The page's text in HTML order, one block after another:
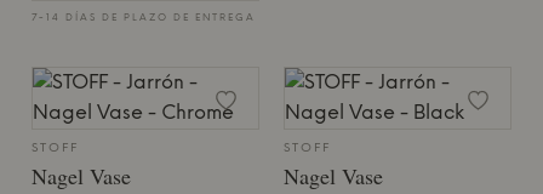
7-14 DÍAS DE PLAZO DE ENTREGA
STOFF
Nagel Vase
STOFF
Nagel Vase